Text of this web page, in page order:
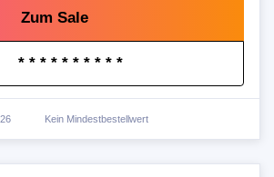
Zum Sale
* * * * * * * * * *
Kein Mindestbestellwert